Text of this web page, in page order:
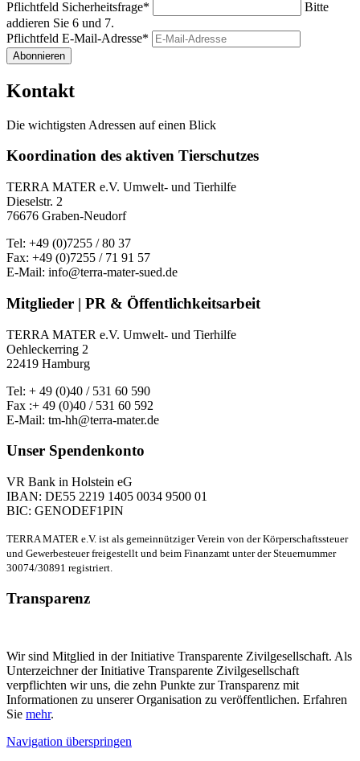
Pflichtfeld Sicherheitsfrage*
Bitte
addieren Sie 6 und 7.
Pflichtfeld E-Mail-Adresse*
Abonnieren
Kontakt
Die wichtigsten Adressen auf einen Blick
Koordination des aktiven Tierschutzes
TERRA MATER e.V. Umwelt- und Tierhilfe
Dieselstr. 2
76676 Graben-Neudorf
Tel: +49 (0)7255 / 80 37
Fax: +49 (0)7255 / 71 91 57
E-Mail: info@terra-mater-sued.de
Mitglieder | PR & Öffentlichkeitsarbeit
TERRA MATER e.V. Umwelt- und Tierhilfe
Oehleckerring 2
22419 Hamburg
Tel: + 49 (0)40 / 531 60 590
Fax :+ 49 (0)40 / 531 60 592
E-Mail: tm-hh@terra-mater.de
Unser Spendenkonto
VR Bank in Holstein eG
IBAN: DE55 2219 1405 0034 9500 01
BIC: GENODEF1PIN
TERRA MATER e.V. ist als gemeinnütziger Verein von der Körperschaftssteuer
und Gewerbesteuer freigestellt und beim Finanzamt unter der Steuernummer
30074/30891 registriert.
Transparenz
Wir sind Mitglied in der Initiative Transparente Zivilgesellschaft. Als
Unterzeichner der Initiative Transparente Zivilgesellschaft
verpflichten wir uns, die zehn Punkte zur Transparenz mit
Informationen zu unserer Organisation zu veröffentlichen. Erfahren
Sie mehr.
Navigation überspringen